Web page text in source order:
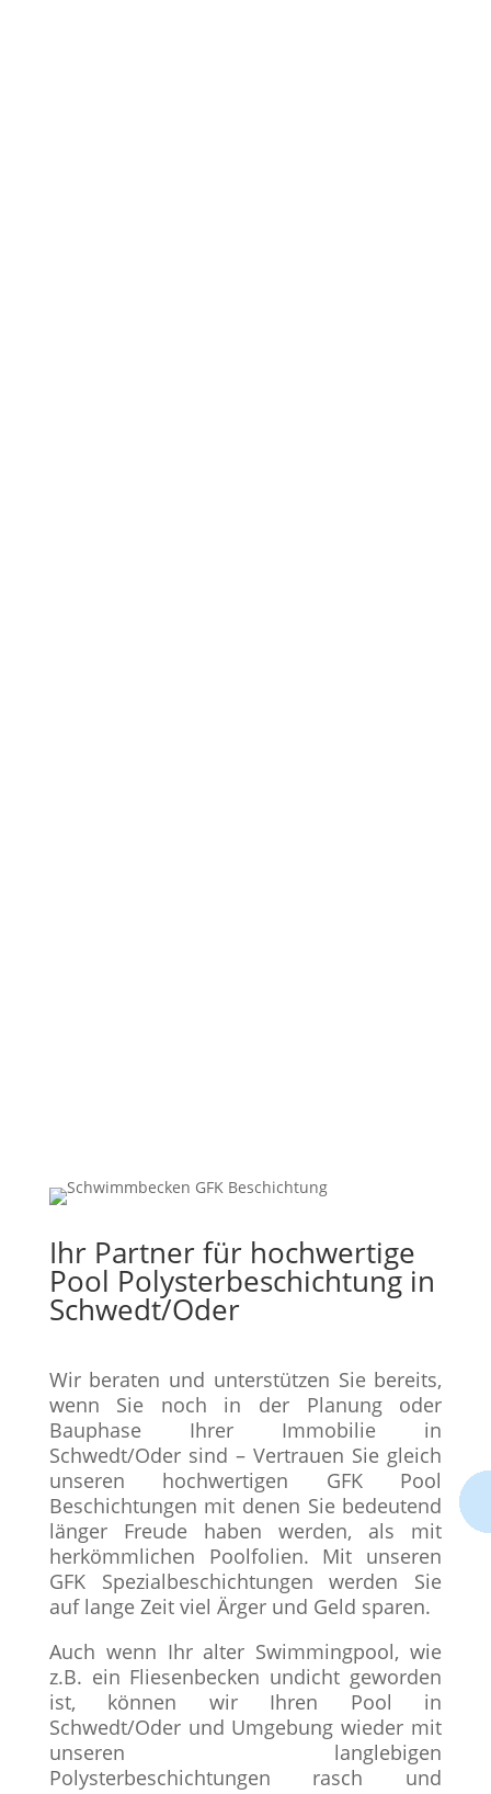
Ihr Partner für hochwertige
Pool Polysterbeschichtung in
Schwedt/Oder
Wir beraten und unterstützen Sie bereits,
wenn Sie noch in der Planung oder
Bauphase Ihrer Immobilie in
Schwedt/Oder sind – Vertrauen Sie gleich
unseren hochwertigen GFK Pool
Beschichtungen mit denen Sie bedeutend
länger Freude haben werden, als mit
herkömmlichen Poolfolien. Mit unseren
GFK Spezialbeschichtungen werden Sie
auf lange Zeit viel Ärger und Geld sparen.
Auch wenn Ihr alter Swimmingpool, wie
z.B. ein Fliesenbecken undicht geworden
ist, können wir Ihren Pool in
Schwedt/Oder und Umgebung wieder mit
unseren langlebigen
Polysterbeschichtungen rasch und